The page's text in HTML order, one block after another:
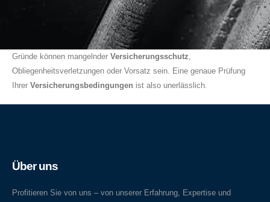
Gründe können mangelnder Versicherungsschutz,
Obliegenheitsverletzungen oder Vorsatz sein. Eine genaue Prüfung
Ihrer Versicherungsbedingungen ist also unerlässlich.
Über uns
Profitieren Sie von uns – von unserer Erfahrung, Expertise und